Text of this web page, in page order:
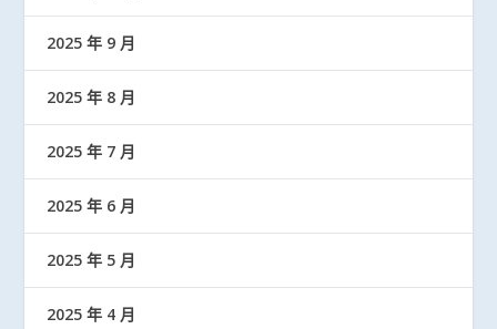
2025 年 9 月
2025 年 8 月
2025 年 7 月
2025 年 6 月
2025 年 5 月
2025 年 4 月